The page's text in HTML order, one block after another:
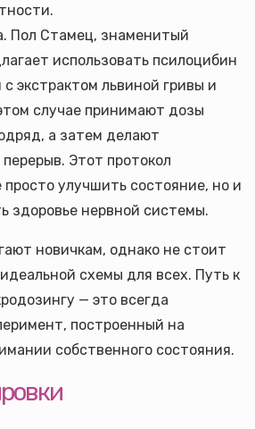
Пол Стамец, знаменитый
использовать псилоцибин
экстрактом львиной гривы и
случае принимают дозы
а затем делают
Этот протокол
улучшить состояние, но и
здоровье нервной системы.
новичкам, однако не стоит
схемы для всех. Путь к
— это всегда
построенный на
собственного состояния.